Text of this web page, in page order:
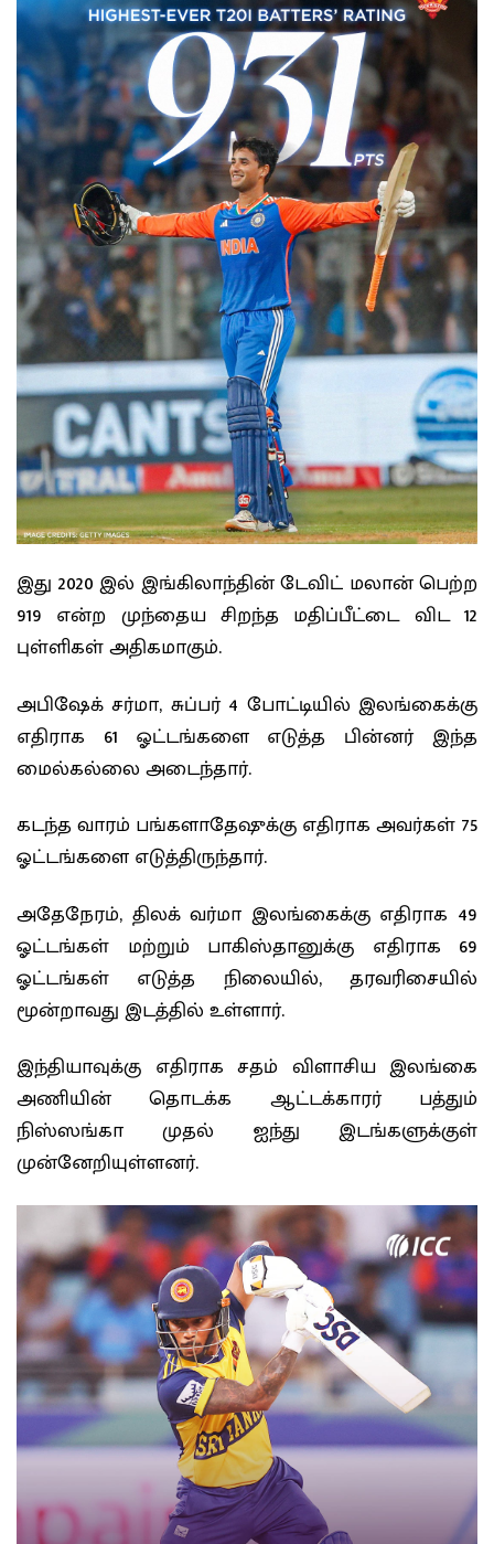
இது 2020 இல் இங்கிலாந்தின் டேவிட் மலான் பெற்ற
919 என்ற முந்தைய சிறந்த மதிப்பீட்டை விட 12
புள்ளிகள் அதிகமாகும்.
அபிஷேக் சர்மா, சுப்பர் 4 போட்டியில் இலங்கைக்கு
எதிராக 61 ஓட்டங்களை எடுத்த பின்னர் இந்த
மைல்கல்லை அடைந்தார்.
கடந்த வாரம் பங்களாதேஷுக்கு எதிராக அவர்கள் 75
ஓட்டங்களை எடுத்திருந்தார்.
அதேநேரம், திலக் வர்மா இலங்கைக்கு எதிராக 49
ஓட்டங்கள் மற்றும் பாகிஸ்தானுக்கு எதிராக 69
ஓட்டங்கள் எடுத்த நிலையில், தரவரிசையில்
மூன்றாவது இடத்தில் உள்ளார்.
இந்தியாவுக்கு எதிராக சதம் விளாசிய இலங்கை
அணியின் தொடக்க ஆட்டக்காரர் பத்தும்
நிஸ்ஸங்கா முதல் ஐந்து இடங்களுக்குள்
முன்னேறியுள்ளனர்.